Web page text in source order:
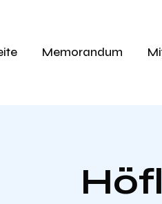
Memorandum